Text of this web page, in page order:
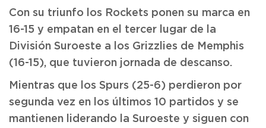
Con su triunfo los Rockets ponen su marca en
16-15 y empatan en el tercer lugar de la
División Suroeste a los Grizzlies de Memphis
(16-15), que tuvieron jornada de descanso.
Mientras que los Spurs (25-6) perdieron por
segunda vez en los últimos 10 partidos y se
mantienen liderando la Suroeste y siguen con